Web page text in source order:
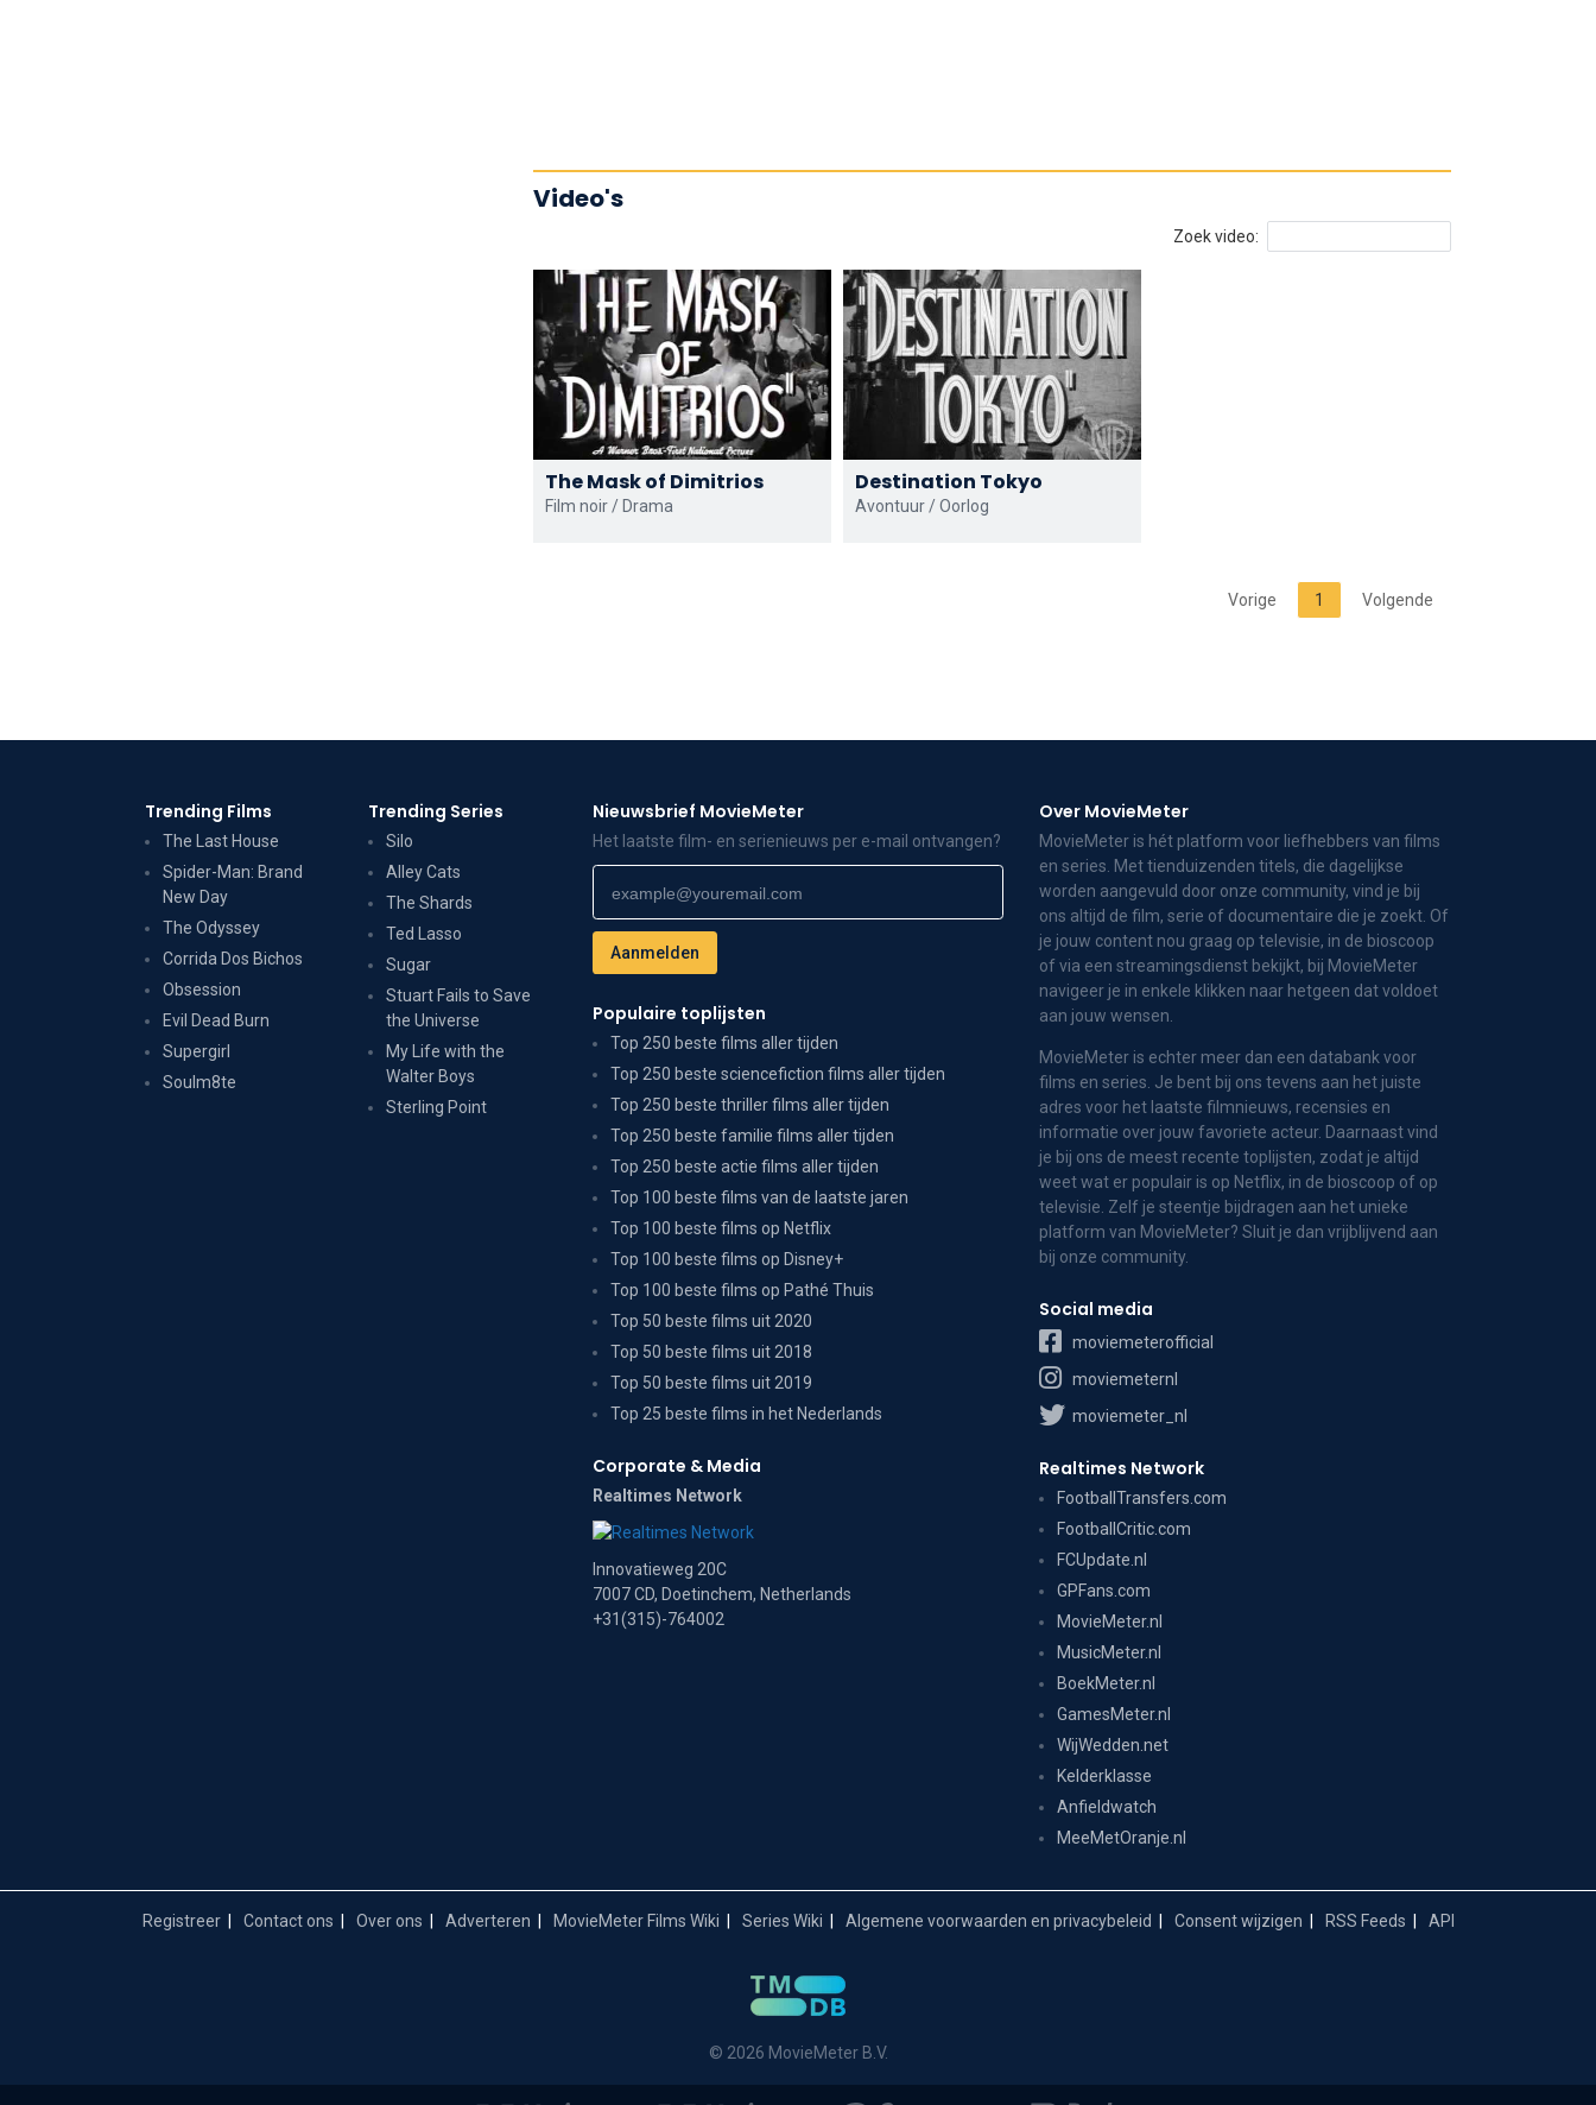
Video's
Zoek video:
The Mask of Dimitrios
Film noir / Drama
Destination Tokyo
Avontuur / Oorlog
Vorige 1 Volgende
Trending Films
The Last House
Spider-Man: Brand
New Day
The Odyssey
Corrida Dos Bichos
Obsession
Evil Dead Burn
Supergirl
Soulm8te
Trending Series
Silo
Alley Cats
The Shards
Ted Lasso
Sugar
Stuart Fails to Save
the Universe
My Life with the
Walter Boys
Sterling Point
Nieuwsbrief MovieMeter
Het laatste film- en serienieuws per e-mail ontvangen?
Populaire toplijsten
Top 250 beste films aller tijden
Top 250 beste sciencefiction films aller tijden
Top 250 beste thriller films aller tijden
Top 250 beste familie films aller tijden
Top 250 beste actie films aller tijden
Top 100 beste films van de laatste jaren
Top 100 beste films op Netflix
Top 100 beste films op Disney+
Top 100 beste films op Pathé Thuis
Top 50 beste films uit 2020
Top 50 beste films uit 2018
Top 50 beste films uit 2019
Top 25 beste films in het Nederlands
Corporate & Media
Realtimes Network
Innovatieweg 20C
7007 CD, Doetinchem, Netherlands
+31(315)-764002
Over MovieMeter
MovieMeter is hét platform voor liefhebbers van films
en series. Met tienduizenden titels, die dagelijkse
worden aangevuld door onze community, vind je bij
ons altijd de film, serie of documentaire die je zoekt. Of
je jouw content nou graag op televisie, in de bioscoop
of via een streamingsdienst bekijkt, bij MovieMeter
navigeer je in enkele klikken naar hetgeen dat voldoet
aan jouw wensen.
MovieMeter is echter meer dan een databank voor
films en series. Je bent bij ons tevens aan het juiste
adres voor het laatste filmnieuws, recensies en
informatie over jouw favoriete acteur. Daarnaast vind
je bij ons de meest recente toplijsten, zodat je altijd
weet wat er populair is op Netflix, in de bioscoop of op
televisie. Zelf je steentje bijdragen aan het unieke
platform van MovieMeter? Sluit je dan vrijblijvend aan
bij onze community.
Social media
moviemeterofficial
moviemeternl
moviemeter_nl
Realtimes Network
FootballTransfers.com
FootballCritic.com
FCUpdate.nl
GPFans.com
MovieMeter.nl
MusicMeter.nl
BoekMeter.nl
GamesMeter.nl
WijWedden.net
Kelderklasse
Anfieldwatch
MeeMetOranje.nl
Registreer Contact ons Over ons Adverteren MovieMeter Films Wiki Series Wiki Algemene voorwaarden en privacybeleid Consent wijzigen RSS Feeds API
© 2026 MovieMeter B.V.